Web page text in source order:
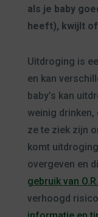
als je baby
heeft), kwijlt
Uitdroging is
en kan
baby’s kan
weinig
ze te ziek zijn
komt
overgeven en
gebruik van
verhoogd